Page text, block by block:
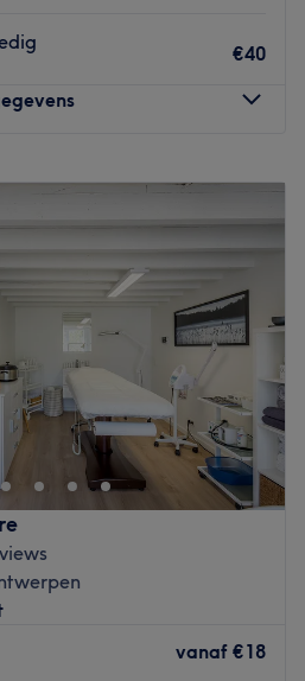
€40
09:00 – 20:45
09:00–20:45
09:00–20:45
09:00
10:00–16:00
Gesloten
to venue
vanaf €18